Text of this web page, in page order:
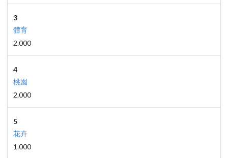
3
體育
2.000
4
桃園
2.000
5
花卉
1.000